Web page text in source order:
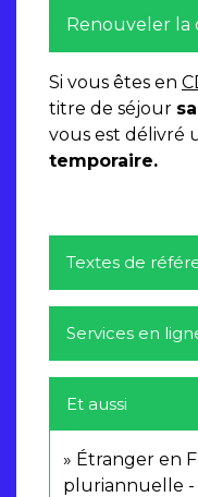
Renouveler la
Si vous êtes en
titre de séjour
vous est délivré
temporaire.
Textes de
Services en
Et aussi
Étranger en
pluriannuelle -